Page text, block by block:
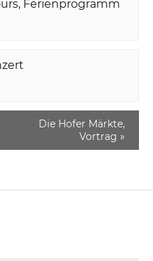
Ferienprogramm
Die Hofer Märkte,
Vortrag »